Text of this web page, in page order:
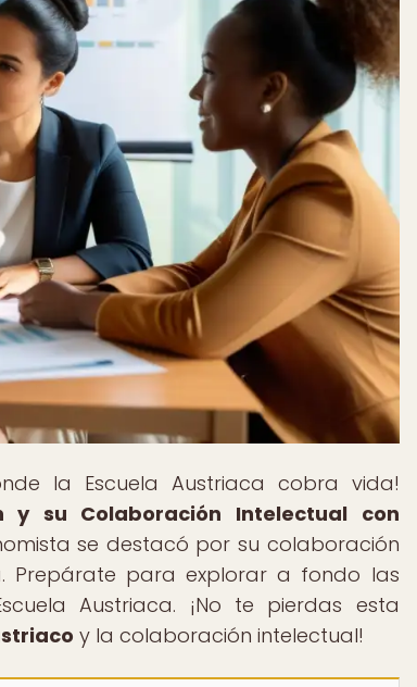
la Escuela Austriaca cobra vida!
y su Colaboración Intelectual con
se destacó por su colaboración
Prepárate para explorar a fondo las
Austriaca. ¡No te pierdas esta
y la colaboración intelectual!